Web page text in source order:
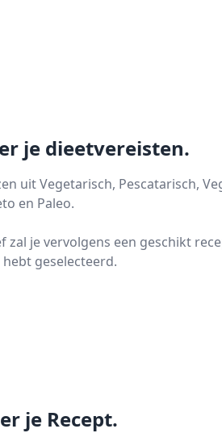
je dieetvereisten.
uit Vegetarisch, Pescatarisch,
en Paleo.
zal je vervolgens een geschikt
geselecteerd.
je Recept.